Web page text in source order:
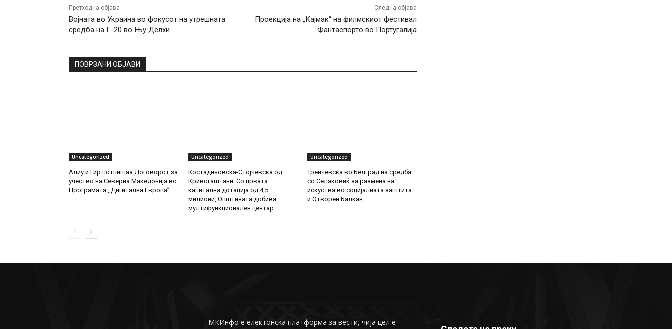
Претходна објава
Војната во Украина во фокусот на утрешната
средба на Г-20 во Њу Делхи
Следна објава
Проекција на „Кајмак“ на филмскиот фестивал
Фантаспорто во Португалија
ПОВРЗАНИ ОБЈАВИ
Uncategorized
Алиу и Гир потпишаа Договорот за
учество на Северна Македонија во
Програмата ,,Дигитална Европа”
Uncategorized
Костадиновска-Стојчевска од
Кривогаштани: Со првата
капитална дотација од 4,5
милиони, Општината добива
мултифункционален центар
Uncategorized
Тренчевска во Белград на средба
со Селаковиќ за размена на
искуства во социјалната заштита
и Отворен Балкан
МКИнфо е електонска платформа за вести, чија цел е